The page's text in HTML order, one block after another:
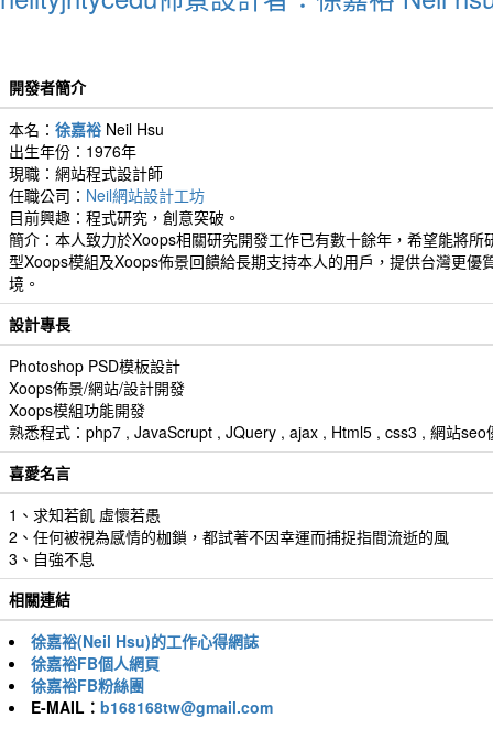
開發者簡介
本名： 徐嘉裕 Neil Hsu
出生年份：1976年
現職：網站程式設計師
任職公司： Neil網站設計工坊
目前興趣：程式研究，創意突破。
簡介：本人致力於Xoops相關研究開發工作已有數十餘年，希望能將所
型Xoops模組及Xoops佈景回饋給長期支持本人的用戶，提供台灣更優
境。
設計專長
Photoshop PSD模板設計
Xoops佈景/網站/設計開發
Xoops模組功能開發
熟悉程式：php7 , JavaScrupt , JQuery , ajax , Html5 , css3 , 網站seo
喜愛名言
1、求知若飢 虛懷若愚
2、任何被視為感情的枷鎖，都試著不因幸運而捕捉指間流逝的風
3、自強不息
相關連結
徐嘉裕(Neil Hsu)的工作心得網誌
徐嘉裕FB個人網頁
徐嘉裕FB粉絲團
E-MAIL： b168168tw@gmail.com